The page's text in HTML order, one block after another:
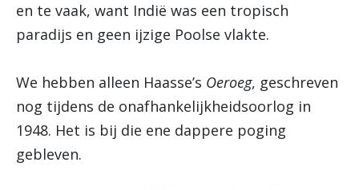
en te vaak, want Indië was een tropisch
paradijs en geen ijzige Poolse vlakte.
We hebben alleen Haasse’s Oeroeg, geschreven
nog tijdens de onafhankelijkheidsoorlog in
1948. Het is bij die ene dappere poging
gebleven.